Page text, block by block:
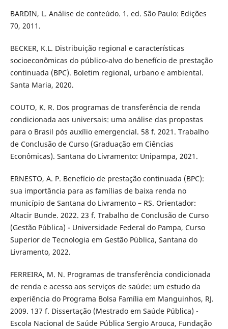
BARDIN, L. Análise de conteúdo. 1. ed. São Paulo: Edições
70, 2011.
BECKER, K.L. Distribuição regional e características
socioeconômicas do público-alvo do benefício de prestação
continuada (BPC). Boletim regional, urbano e ambiental.
Santa Maria, 2020.
COUTO, K. R. Dos programas de transferência de renda
condicionada aos universais: uma análise das propostas
para o Brasil pós auxílio emergencial. 58 f. 2021. Trabalho
de Conclusão de Curso (Graduação em Ciências
Econômicas). Santana do Livramento: Unipampa, 2021.
ERNESTO, A. P. Benefício de prestação continuada (BPC):
sua importância para as famílias de baixa renda no
município de Santana do Livramento – RS. Orientador:
Altacir Bunde. 2022. 23 f. Trabalho de Conclusão de Curso
(Gestão Pública) - Universidade Federal do Pampa, Curso
Superior de Tecnologia em Gestão Pública, Santana do
Livramento, 2022.
FERREIRA, M. N. Programas de transferência condicionada
de renda e acesso aos serviços de saúde: um estudo da
experiência do Programa Bolsa Família em Manguinhos, RJ.
2009. 137 f. Dissertação (Mestrado em Saúde Pública) -
Escola Nacional de Saúde Pública Sergio Arouca, Fundação